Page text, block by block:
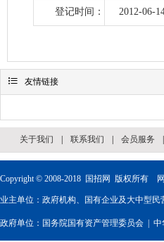
登记时间： 2012-06-
 友情链接
关于我们 联系我们 会员服务
Copyright © 2008-2018 国招网 版权所有 网
业主单位：政府机构、国有企业及大中型
政府单位： 国务院国有资产管理委员会 中